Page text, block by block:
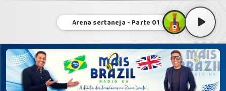
Arena sertaneja - Parte 01